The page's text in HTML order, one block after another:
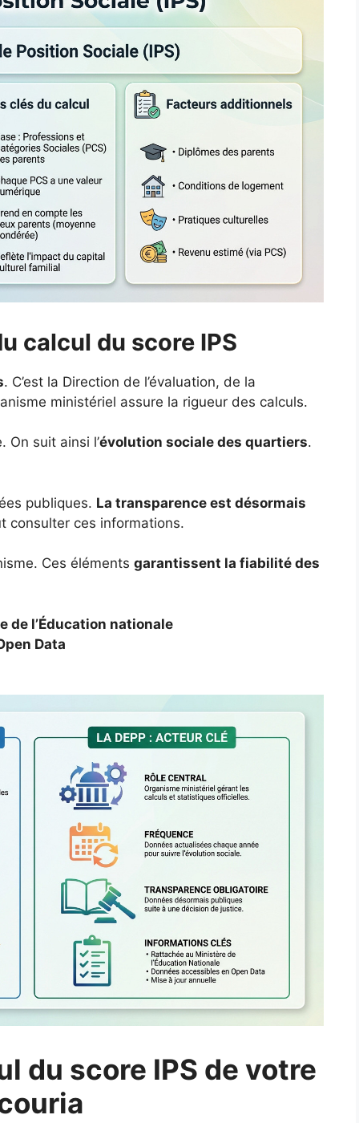
calcul du score IPS
. C’est la Direction de l’évaluation, de la
ministériel assure la rigueur des calculs.
On suit ainsi l’évolution sociale des quartiers.
publiques. La transparence est désormais
consulter ces informations.
Ces éléments garantissent la fiabilité des
de l’Éducation nationale
Data
du score IPS de votre